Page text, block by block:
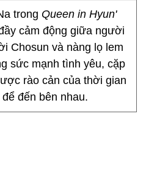
trong Queen in Hyun'
cảm động giữa người
Chosun và nàng lọ lem
sức mạnh tình yêu, cặp
rào cản của thời gian
đến bên nhau.